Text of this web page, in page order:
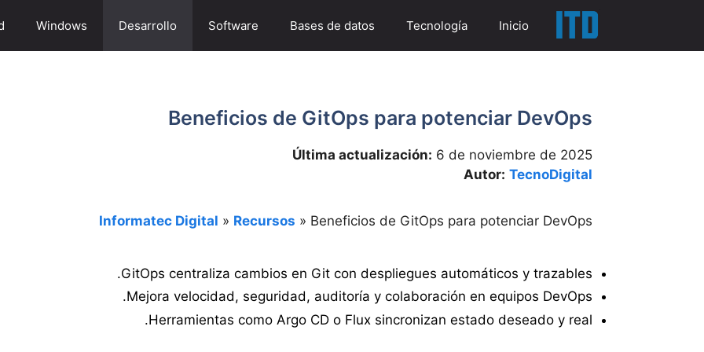
contenido
Inicio
Tecnología
Bases de datos
Software
Desarrollo
Windows
Beneficios de GitOps para potenciar DevOps
Última actualización: 6 de noviembre de 2025
Autor: TecnoDigital
Informatec Digital » Recursos » Beneficios de GitOps para potenciar DevOps
GitOps centraliza cambios en Git con despliegues automáticos y trazables.
Mejora velocidad, seguridad, auditoría y colaboración en equipos DevOps.
Herramientas como Argo CD o Flux sincronizan estado deseado y real.